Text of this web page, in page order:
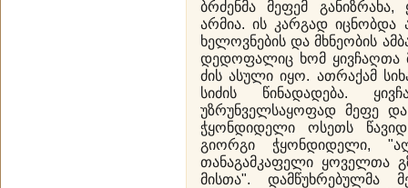
ბრძენმა მეფემ განიზრახა,
არმია. ის კარგად იცნობდა
ხელოვნების და მხნეობის
დედოფალიც ხომ ყივჩაღთა
ძის ასული იყო. ათრაქამ
სიძის წინადადება.
უზრუნველსაყოფად მეფე
ჭყონდიდელი ოსეთს
გიორგი ჭყონდიდელი,
თანაგამკაფელი ყოველთა
მისთა".